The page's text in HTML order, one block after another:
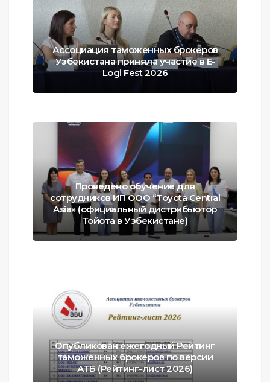
Ассоциация таможенных брокеров
Узбекистана приняла участие в E-
Logi Fest 2026
Проведено обучение для
сотрудников ИП ООО “Toyota Central
Asia» (официальный дистрибьютор
Тойота в Узбекистане)
Опубликован ежегодный Рейтинг
таможенных брокеров по версии
АТБ (Рейтинг-лист 2026)